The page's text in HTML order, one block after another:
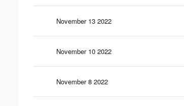
November 13 2022
November 10 2022
November 8 2022